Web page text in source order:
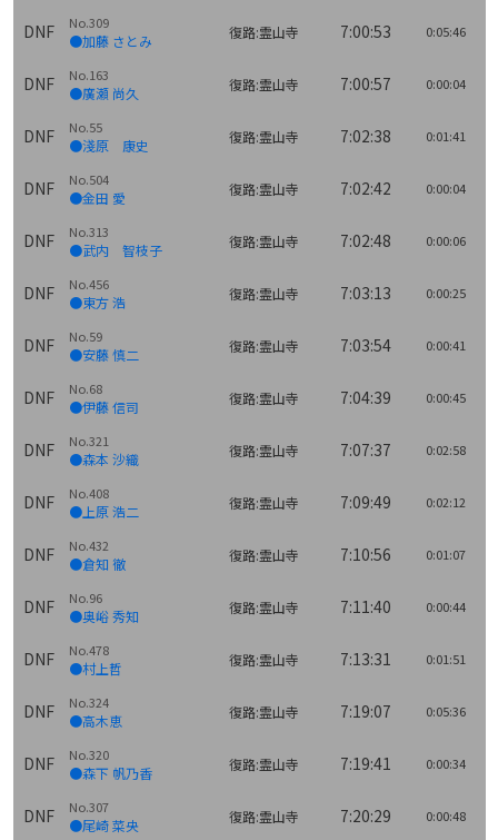
DNF No.309
●加藤 さとみ 復路:霊山寺 7:00:53 0:05:46
DNF No.163
●廣瀬 尚久 復路:霊山寺 7:00:57 0:00:04
DNF No.55
●淺原 康史 復路:霊山寺 7:02:38 0:01:41
DNF No.504
●金田 愛 復路:霊山寺 7:02:42 0:00:04
DNF No.313
●武内 智枝子 復路:霊山寺 7:02:48 0:00:06
DNF No.456
●東方 浩 復路:霊山寺 7:03:13 0:00:25
DNF No.59
●安藤 慎二 復路:霊山寺 7:03:54 0:00:41
DNF No.68
●伊藤 信司 復路:霊山寺 7:04:39 0:00:45
DNF No.321
●森本 沙織 復路:霊山寺 7:07:37 0:02:58
DNF No.408
●上原 浩二 復路:霊山寺 7:09:49 0:02:12
DNF No.432
●倉知 徹 復路:霊山寺 7:10:56 0:01:07
DNF No.96
●奥峪 秀知 復路:霊山寺 7:11:40 0:00:44
DNF No.478
●村上哲 復路:霊山寺 7:13:31 0:01:51
DNF No.324
●高木恵 復路:霊山寺 7:19:07 0:05:36
DNF No.320
●森下 帆乃香 復路:霊山寺 7:19:41 0:00:34
DNF No.307
●尾崎 菜央 復路:霊山寺 7:20:29 0:00:48